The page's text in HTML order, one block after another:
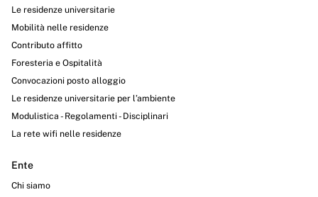
Le residenze universitarie
Mobilità nelle residenze
Contributo affitto
Foresteria e Ospitalità
Convocazioni posto alloggio
Le residenze universitarie per l’ambiente
Modulistica - Regolamenti - Disciplinari
La rete wifi nelle residenze
Ente
Chi siamo